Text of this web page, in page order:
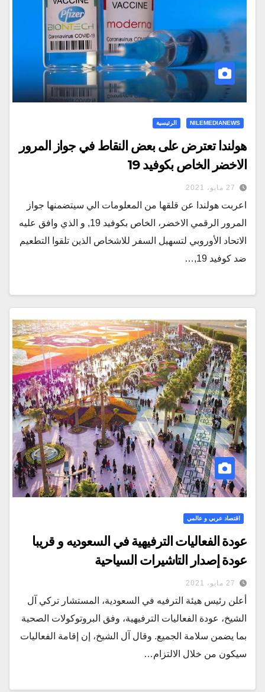
NILEMEDIANEWS الرئيسية
هولندا تعترض على بعض النقاط في جواز المرور
الاخضر الخاص بكوفيد 19
27 مايو، 2021
اعربت هولندا عن قلقها من المعلومات الي سيتضمنها جواز
المرور الرقمي الاخضر، الخاص بكوفيد 19, و الذي وافق عليه
الاتحاد الأوروبي لتسهيل السفر للاشخاص الذين تلقوا التطعيم
ضد كوفيد 19,…
اقتصاد عربي و عالمي
عودة الفعاليات الترفيهية في السعوديه و قريبا
عودة إصدار التاشيرات السياحية
27 مايو، 2021
أعلن رئيس هيئة الترفيه في السعودية، المستشار تركي آل
الشيخ، عودة الفعاليات الترفيهية، وفق البروتوكولات الصحية
بما يضمن سلامة الجميع. وقال آل الشيخ، إن إقامة الفعاليات
سيكون من خلال الالتزام…